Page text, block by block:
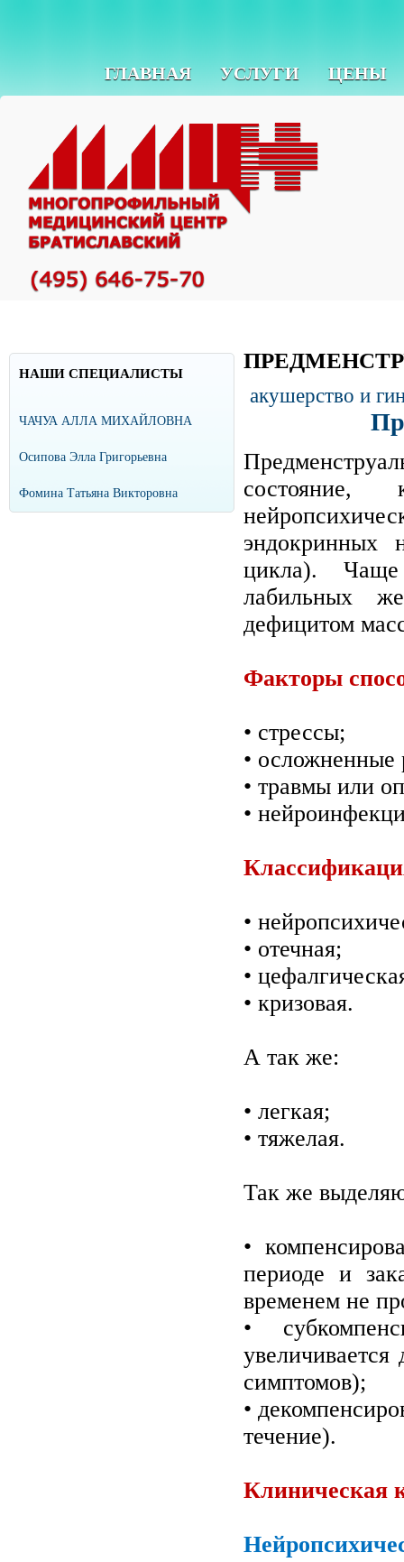
ГЛАВНАЯ УСЛУГИ ЦЕНЫ
НАШИ СПЕЦИАЛИСТЫ
ЧАЧУА АЛЛА МИХАЙЛОВНА
Осипова Элла Григорьевна
Фомина Татьяна Викторовна
акушерство и
эндокринных
цикла). Чаще
лабильных
дефицитом
Факторы
• стрессы;
•
• травмы или
•
•
• отечная;
•
• кризовая.
А так же:
• легкая;
• тяжелая.
Так же
•
периоде и
временем не
•
симптомов);
•
течение).
Клиническая